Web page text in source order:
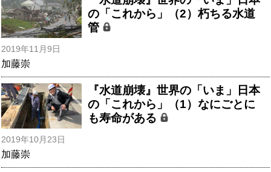
の「これから」（2）朽ちる水道
管
2019年11月9日
加藤崇
『水道崩壊』世界の「いま」日本
の「これから」（1）なにごとに
も寿命がある
2019年10月23日
加藤崇